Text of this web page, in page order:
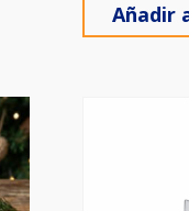
Añadir